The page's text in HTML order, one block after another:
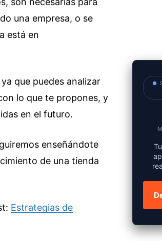
una empresa, o se
está en
que puedes analizar
lo que te propones, y
en el futuro.
enseñándote
de una tienda
Estrategias de
●